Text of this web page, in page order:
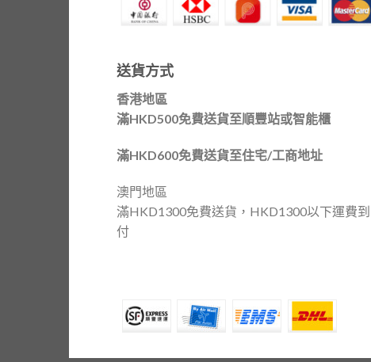
送貨方式
香港地區
滿HKD500免費送貨至順豐站或智能櫃
滿HKD600免費送貨至住宅/工商地址
澳門地區
滿HKD1300免費送貨，HKD1300以下運費到
付